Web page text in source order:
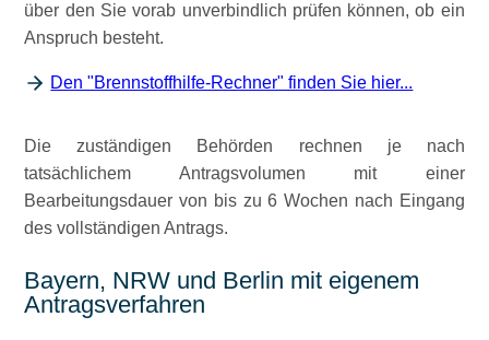
über den Sie vorab unverbindlich prüfen können, ob ein
Anspruch besteht.
Den "Brennstoffhilfe-Rechner" finden Sie hier...
Die zuständigen Behörden rechnen je nach
tatsächlichem Antragsvolumen mit einer
Bearbeitungsdauer von bis zu 6 Wochen nach Eingang
des vollständigen Antrags.
Bayern, NRW und Berlin mit eigenem
Antragsverfahren